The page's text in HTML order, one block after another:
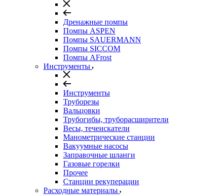
Дренажные помпы
Помпы ASPEN
Помпы SAUERMANN
Помпы SICCOM
Помпы AFrost
Инструменты
Инструменты
Труборезы
Вальцовки
Трубогибы, труборасширители
Весы, течеискатели
Манометрические станции
Вакуумные насосы
Заправочные шланги
Газовые горелки
Прочее
Станции рекуперации
Расходные материалы